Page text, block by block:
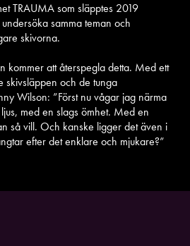
TRAUMA som släpptes 2019
samma teman och
skivorna.
kommer att återspegla detta. Med ett
skivsläppen och de tunga
Wilson: ”Först nu vågar jag närma
med en slags ömhet. Med en
så vill. Och kanske ligger det även i
efter det enklare och mjukare?”